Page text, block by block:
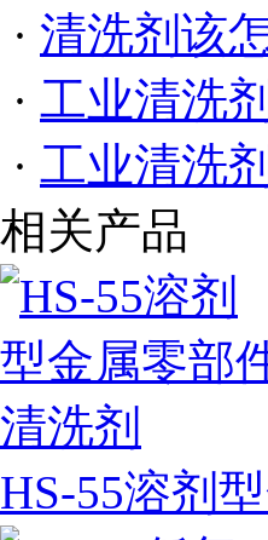
· 清洗剂该
· 工业清洗
· 工业清洗
相关产品
HS-55溶剂